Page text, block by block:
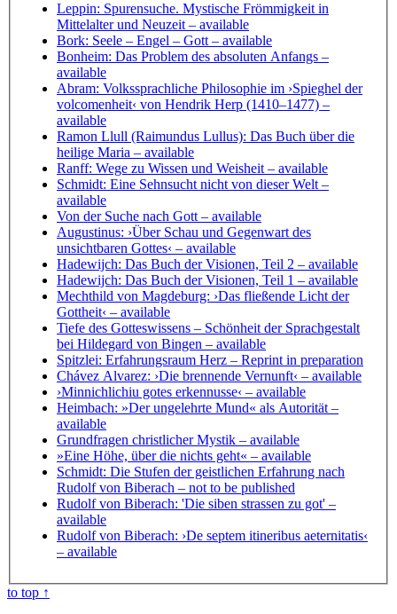
Leppin: Spurensuche. Mystische Frömmigkeit in
Mittelalter und Neuzeit– available
Bork: Seele – Engel – Gott– available
Bonheim: Das Problem des absoluten Anfangs –
available
Abram: Volkssprachliche Philosophie im ›Spieghel der
volcomenheit‹ von Hendrik Herp (1410–1477) –
available
Ramon Llull (Raimundus Lullus): Das Buch über die
heilige Maria – available
Ranff: Wege zu Wissen und Weisheit– available
Schmidt: Eine Sehnsucht nicht von dieser Welt–
available
Von der Suche nach Gott– available
Augustinus: ›Über Schau und Gegenwart des
unsichtbaren Gottes‹ – available
Hadewijch: Das Buch der Visionen, Teil 2 – available
Hadewijch: Das Buch der Visionen, Teil 1 – available
Mechthild von Magdeburg: ›Das fließende Licht der
Gottheit‹ – available
Tiefe des Gotteswissens – Schönheit der Sprachgestalt
bei Hildegard von Bingen – available
Spitzlei: Erfahrungsraum Herz – Reprint in preparation
Chávez Alvarez: ›Die brennende Vernunft‹ – available
›Minnichlichiu gotes erkennusse‹ – available
Heimbach: »Der ungelehrte Mund« als Autorität–
available
Grundfragen christlicher Mystik – available
»Eine Höhe, über die nichts geht« – available
Schmidt: Die Stufen der geistlichen Erfahrung nach
Rudolf von Biberach – not to be published
Rudolf von Biberach: 'Die siben strassen zu got' –
available
Rudolf von Biberach: ›De septem itineribus aeternitatis‹
– available
to top ↑